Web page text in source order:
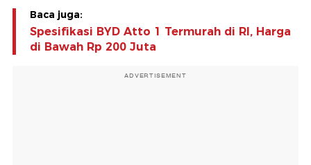
Baca juga:
Spesifikasi BYD Atto 1 Termurah di RI, Harga
di Bawah Rp 200 Juta
ADVERTISEMENT